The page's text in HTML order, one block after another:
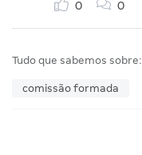
0 0
Tudo que sabemos sobre:
comissão formada